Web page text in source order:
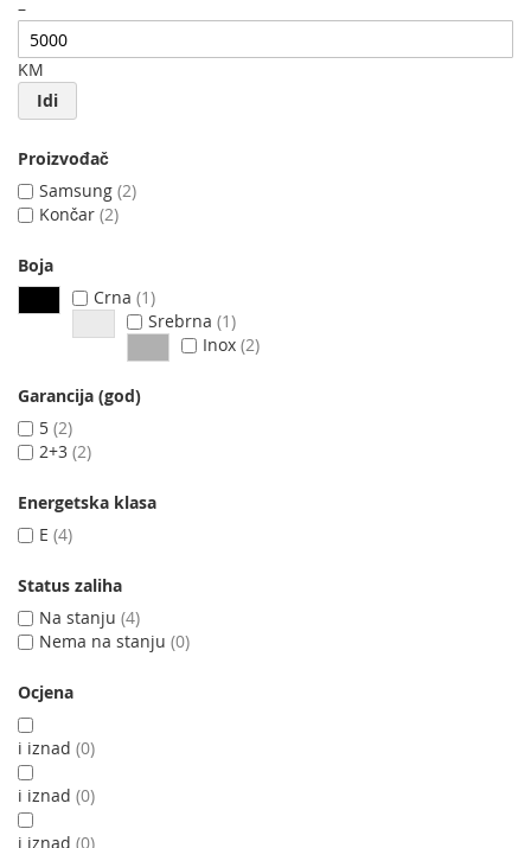
–
KM
Idi
Proizvođač
Samsung 2
Končar 2
Boja
Crna 1
Srebrna 1
Inox 2
Garancija (god)
5 2
2+3 2
Energetska klasa
E 4
Status zaliha
Na stanju 4
Nema na stanju 0
Ocjena
i iznad 0
i iznad 0
i iznad 0